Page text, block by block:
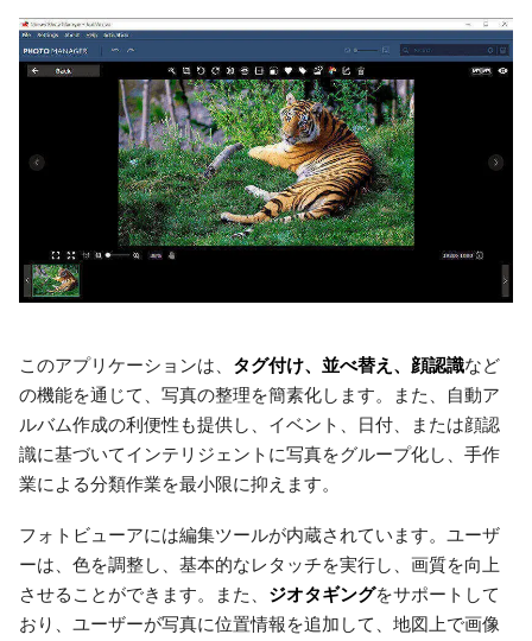
このアプリケーションは、 タグ付け、並べ替え、顔認識など
の機能を通じて、写真の整理を簡素化します。また、自動ア
ルバム作成の利便性も提供し、イベント、日付、または顔認
識に基づいてインテリジェントに写真をグループ化し、手作
業による分類作業を最小限に抑えます。
フォトビューアには編集ツールが内蔵されています。ユーザ
ーは、色を調整し、基本的なレタッチを実行し、画質を向上
させることができます。また、 ジオタギングをサポートして
おり、ユーザーが写真に位置情報を追加して、地図上で画像